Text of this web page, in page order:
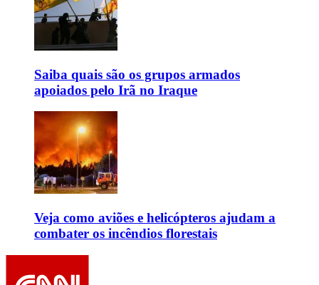
Saiba quais são os grupos armados
apoiados pelo Irã no Iraque
Veja como aviões e helicópteros ajudam a
combater os incêndios florestais